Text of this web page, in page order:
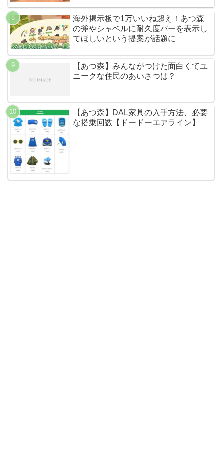
海外掲示板で1万いいね超え！あつ森
の斧やシャベルに耐久度バーを表示し
てほしいという提案が話題に
【あつ森】みんながつけた面白くてユ
ニークな住民のあいさつは？
【あつ森】DAL家具の入手方法、必要
な搭乗回数【ドードーエアライン】